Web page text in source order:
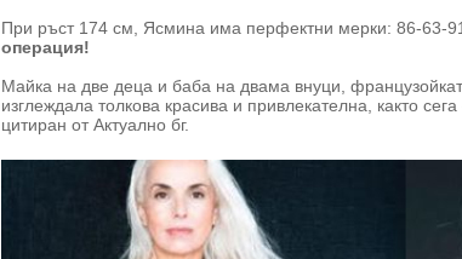
При ръст 174 см, Ясмина има перфектни мерки: 86-63-
операция!
Майка на две деца и баба на двама внуци,
изглеждала толкова красива и привлекателна, както
цитиран от Актуално бг.